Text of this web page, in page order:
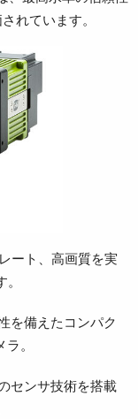
れています。
ート、高画質を実
を備えたコンパク
。
センサ技術を搭載